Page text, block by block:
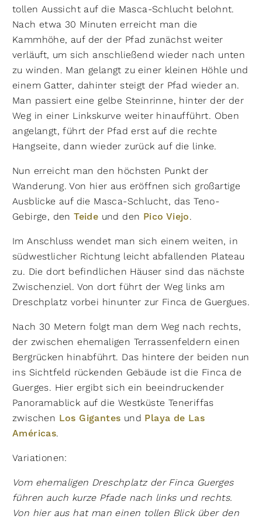
tollen Aussicht auf die Masca-Schlucht belohnt.
Nach etwa 30 Minuten erreicht man die
Kammhöhe, auf der der Pfad zunächst weiter
verläuft, um sich anschließend wieder nach unten
zu winden. Man gelangt zu einer kleinen Höhle und
einem Gatter, dahinter steigt der Pfad wieder an.
Man passiert eine gelbe Steinrinne, hinter der der
Weg in einer Linkskurve weiter hinaufführt. Oben
angelangt, führt der Pfad erst auf die rechte
Hangseite, dann wieder zurück auf die linke.
Nun erreicht man den höchsten Punkt der
Wanderung. Von hier aus eröffnen sich großartige
Ausblicke auf die Masca-Schlucht, das Teno-
Gebirge, denTeide und den Pico Viejo.
Im Anschluss wendet man sich einem weiten, in
südwestlicher Richtung leicht abfallenden Plateau
zu. Die dort befindlichen Häuser sind das nächste
Zwischenziel. Von dort führt der Weg links am
Dreschplatz vorbei hinunter zur Finca de Guergues.
Nach 30 Metern folgt man dem Weg nach rechts,
der zwischen ehemaligen Terrassenfeldern einen
Bergrücken hin­abführt. Das hintere der beiden nun
ins Sichtfeld rückenden Gebäude ist die Finca de
Guerges. Hier ergibt sich ein beeindruckender
Panoramablick auf die Westküste Teneriffas
zwischen Los Gigantes und Playa de Las
Américas.
Variationen:
Vom ehemaligen Dreschplatz der Finca Guerges
führen auch kurze Pfade nach links und rechts.
Von hier aus hat man einen tollen Blick über den